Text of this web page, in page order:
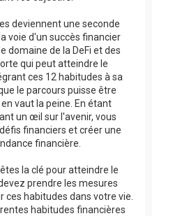
deviennent une seconde
voie d'un succès financier
domaine de la DeFi et des
qui peut atteindre le
ces 12 habitudes à sa
le parcours puisse être
vaut la peine. En étant
un œil sur l'avenir, vous
financiers et créer une
financière.
la clé pour atteindre le
prendre les mesures
ces habitudes dans votre vie.
habitudes financières